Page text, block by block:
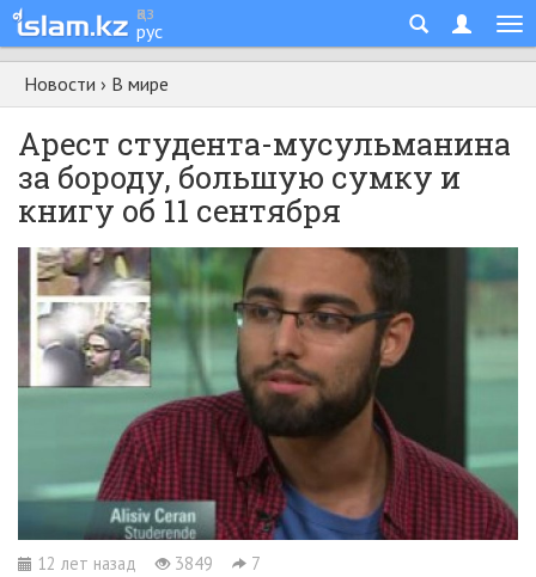
қаз
рус
Новости › В мире
Арест студента-мусульманина
за бороду, большую сумку и
книгу об 11 сентября
12 лет назад 3849 7